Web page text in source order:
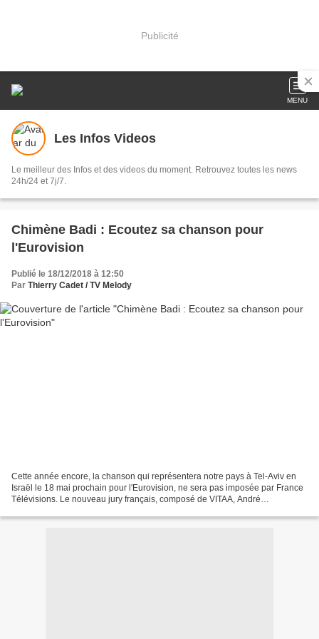
Publicité
MENU
Les Infos Videos
Le meilleur des Infos et des videos du moment. Retrouvez toutes les news
24h/24 et 7j/7.
Chimène Badi : Ecoutez sa chanson pour
l'Eurovision
Publié le 18/12/2018 à 12:50
Par Thierry Cadet / TV Melody
Cette année encore, la chanson qui représentera notre pays à Tel-Aviv en
Israël le 18 mai prochain pour l'Eurovision, ne sera pas imposée par France
Télévisions. Le nouveau jury français, composé de VITAA, André